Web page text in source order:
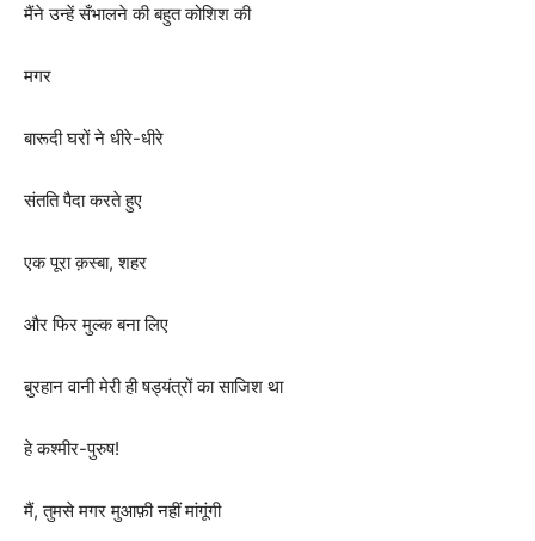
मैंने उन्हें सँभालने की बहुत कोशिश की
मगर
बारूदी घरों ने धीरे-धीरे
संतति पैदा करते हुए
एक पूरा क़स्बा, शहर
और फिर मुल्क बना लिए
बुरहान वानी मेरी ही षड्यंत्रों का साजिश था
हे कश्मीर-पुरुष!
मैं, तुमसे मगर मुआफ़ी नहीं मांगूंगी